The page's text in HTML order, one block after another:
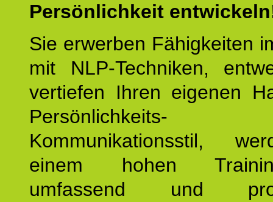
Persönlichkeit
Sie erwerben Fähigkeiten
mit NLP-Techniken,
vertiefen Ihren eigenen
Kommunikationsstil,
einem hohen
umfassend und